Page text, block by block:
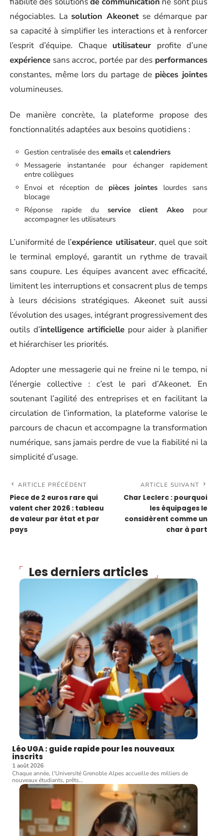
négociables. La solution Akeonetse démarque par
sa capacité à simplifier les interactions et à renforcer
l’esprit d’équipe. Chaque utilisateur profite d’une
expérience sans accroc, portée par des performances
constantes, même lors du partage de pièces jointes
volumineuses.
De manière concrète, la plateforme propose des
fonctionnalités adaptées aux besoins quotidiens :
Gestion centralisée des emails etcalendriers
Messagerie instantanée pour échanger rapidement
entre collègues
Envoi et réception de pièces jointes lourdes sans
blocage
Réponse rapide du service client Akeo pour
accompagner les utilisateurs
L’uniformité de l’expérience utilisateur, quel que soit
le terminal employé, garantit un rythme de travail
sans coupure. Les équipes avancent avec efficacité,
limitent les interruptions et consacrent plus de temps
à leurs décisions stratégiques. Akeonet suit aussi
l’évolution des usages, intégrant progressivement des
outils d’intelligence artificielle pour aider à planifier
et hiérarchiser les priorités.
Adopter une messagerie qui ne freine ni le tempo, ni
l’énergie collective : c’est le pari d’Akeonet. En
soutenant l’agilité des entreprises et en facilitant la
circulation de l’information, la plateforme valorise le
parcours de chacun et accompagne la transformation
numérique, sans jamais perdre de vue la fiabilité ni la
simplicité d’usage.
ARTICLE PRÉCÉDENT
Piece de 2 euros rare qui
valent cher 2026 : tableau
de valeur par état et par
pays
ARTICLE SUIVANT
Char Leclerc : pourquoi
les équipages le
considèrent comme un
char à part
Les derniers articles
Léo UGA : guide rapide pour les nouveaux
inscrits
1 août 2026
Chaque année, l'Université Grenoble Alpes accueille des milliers de
nouveaux étudiants, prêts…